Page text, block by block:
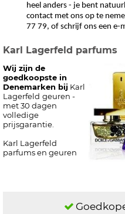
heel anders - je bent
contact met ons op te
77 79, of schrijf ons een e-
Karl Lagerfeld parfums
Wij zijn de
goedkoopste in
Denemarken bij Karl
Lagerfeld geuren -
met 30 dagen
volledige
prijsgarantie.
Karl Lagerfeld
parfums en geuren